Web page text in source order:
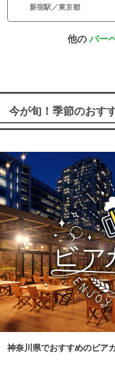
新宿駅／東京都
他のバー
今が旬！季節のおす
神奈川県でおすすめのビア